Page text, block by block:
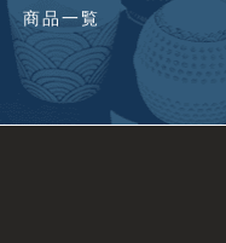
商品一覧